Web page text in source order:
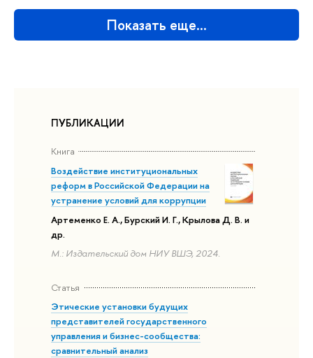
ПУБЛИКАЦИИ
Книга
Воздействие институциональных
реформ в Российской Федерации на
устранение условий для коррупции
Артеменко Е. А., Бурский И. Г., Крылова Д. В. и
др.
М.: Издательский дом НИУ ВШЭ, 2024.
Статья
Этические установки будущих
представителей государственного
управления и бизнес-сообщества:
сравнительный анализ
Показать еще…